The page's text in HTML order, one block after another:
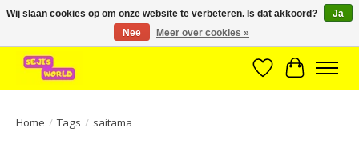
Brede assortiment direct leverbaar uit voorraad!
Verlanglijst
Home / Tags / saitama
Wij slaan cookies op om onze website te verbeteren. Is dat akkoord?
Ja
Nee
Meer over cookies »